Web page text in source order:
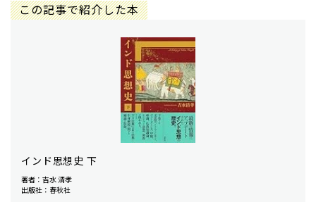
この記事で紹介した本
インド思想史 下
著者：吉水 清孝
出版社：春秋社